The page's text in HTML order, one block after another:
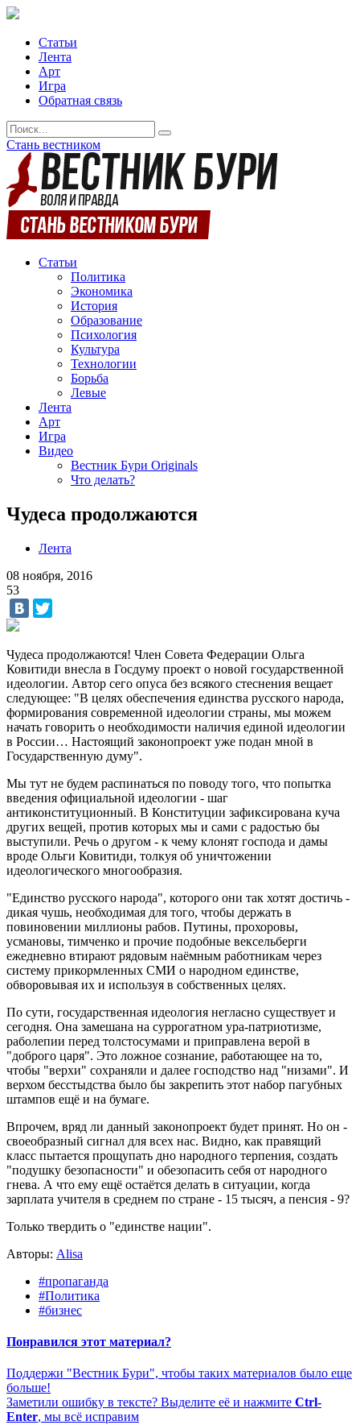
Статьи
Лента
Арт
Игра
Обратная связь
Стань вестником
Статьи
Политика
Экономика
История
Образование
Психология
Культура
Технологии
Борьба
Левые
Лента
Арт
Игра
Видео
Вестник Бури Originals
Что делать?
Чудеса продолжаются
Лента
08 ноября, 2016
53
Чудеса продолжаются! Член Совета Федерации Ольга
Ковитиди внесла в Госдуму проект о новой государственной
идеологии. Автор сего опуса без всякого стеснения вещает
следующее: "В целях обеспечения единства русского народа,
формирования современной идеологии страны, мы можем
начать говорить о необходимости наличия единой идеологии
в России… Настоящий законопроект уже подан мной в
Государственную думу".
Мы тут не будем распинаться по поводу того, что попытка
введения официальной идеологии - шаг
антиконституционный. В Конституции зафиксирована куча
других вещей, против которых мы и сами с радостью бы
выступили. Речь о другом - к чему клонят господа и дамы
вроде Ольги Ковитиди, толкуя об уничтожении
идеологического многообразия.
"Единство русского народа", которого они так хотят достичь -
дикая чушь, необходимая для того, чтобы держать в
повиновении миллионы рабов. Путины, прохоровы,
усмановы, тимченко и прочие подобные вексельберги
ежедневно втирают рядовым наёмным работникам через
систему прикормленных СМИ о народном единстве,
обворовывая их и используя в собственных целях.
По сути, государственная идеология негласно существует и
сегодня. Она замешана на суррогатном ура-патриотизме,
раболепии перед толстосумами и приправлена верой в
"доброго царя". Это ложное сознание, работающее на то,
чтобы "верхи" сохраняли и далее господство над "низами". И
верхом бесстыдства было бы закрепить этот набор пагубных
штампов ещё и на бумаге.
Впрочем, вряд ли данный законопроект будет принят. Но он -
своеобразный сигнал для всех нас. Видно, как правящий
класс пытается прощупать дно народного терпения, создать
"подушку безопасности" и обезопасить себя от народного
гнева. А что ему ещё остаётся делать в ситуации, когда
зарплата учителя в среднем по стране - 15 тысяч, а пенсия - 9?
Только твердить о "единстве нации".
Авторы: Alisa
#пропаганда
#Политика
#бизнес
Понравился этот материал?
Поддержи "Вестник Бури", чтобы таких материалов было еще
больше!
Заметили ошибку в тексте? Выделите её и нажмите Ctrl-
Enter, мы всё исправим